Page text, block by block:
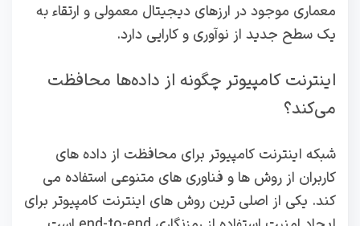
معماری موجود در ارزهای دیجیتال معمولی و ارتقاء به
یک سطح جدید از نوآوری و کارایی دارد.
اینترنت کامپیوتر چگونه از داده‌ها محافظت
می‌کند؟
شبکه اینترنت کامپیوتر برای محافظت از داده‌ های
کاربران از روش‌ ها و فناوری‌ های متنوعی استفاده می‌
کند. یکی از اصلی‌ ترین روش‌ های اینترنت کامپیوتر برای